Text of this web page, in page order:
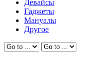
Девайсы
Гаджеты
Мануалы
Другое